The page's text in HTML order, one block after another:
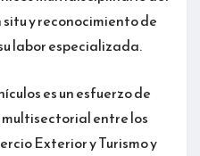
y reconocimiento de
labor especializada.
es un esfuerzo de
entre los
Exterior y Turismo y